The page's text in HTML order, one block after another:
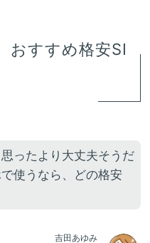
おすすめ格安SI
ったより大丈夫そうだ
使うなら、どの格安
吉田あゆみ